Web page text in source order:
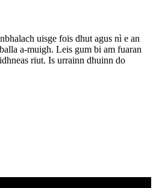
uisge fois dhut agus nì e an
a-muigh. Leis gum bi am fuaran
riut. Is urrainn dhuinn do